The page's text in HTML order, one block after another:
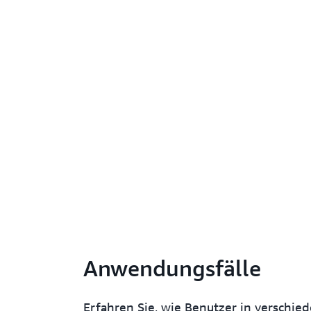
Anwendungsfälle
Erfahren Sie, wie Benutzer in